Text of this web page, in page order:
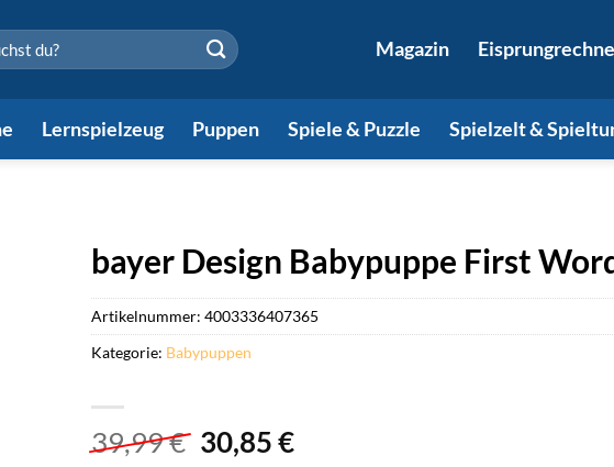
Magazin
Lernspielzeug Puppen Spiele & Puzzle Spielzelt &
bayer Design Babypuppe First
39,99€ Ursprünglicher
30,85€Aktueller
Artikelnummer:4003336407365
Kategorie: Babypuppen